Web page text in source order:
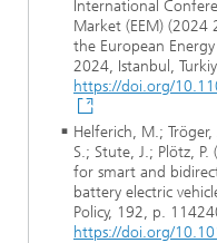
International
Market (EEM)
the European
2024, Istanbul,
https://doi.org/
Helferich, M.;
S.; Stute, J.; Plötz,
for smart and
battery electric
Policy, 192, p.
https://doi.org/